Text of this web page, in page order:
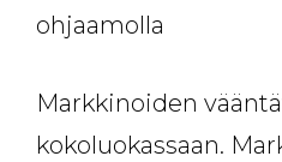
ohjaamolla
Markkinoiden
kokoluokassaan.